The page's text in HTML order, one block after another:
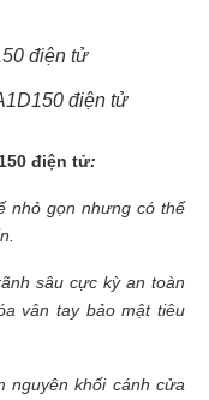
điện tử
điện tử:
nhỏ gọn nhưng có thể
sâu cực kỳ an toàn
vân tay bảo mật tiêu
nguyên khối cánh cửa